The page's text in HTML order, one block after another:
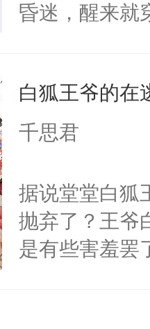
昏迷，醒来就
着：咦？原来
何还是这么
姓林，名漾，
苏栯霖，泰山
意。”林漾“这
说！”苏栯霖“
白狐王爷的在
千思君
据说堂堂白狐
抛弃了？王爷
是有些害羞罢